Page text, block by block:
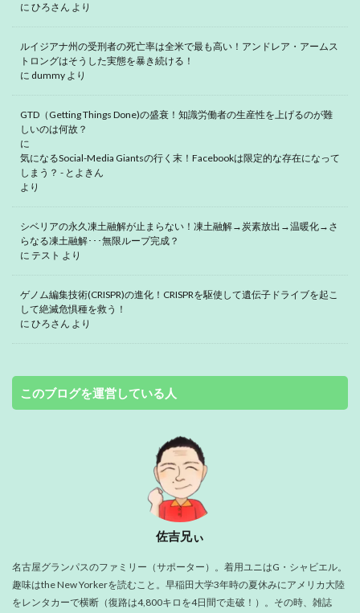
に ひろさん より
ルイジアナ州の受刑者の死亡率は全米で最も高い！アンドレア・アームス
トロングはそうした実態を暴き続ける！
に dummy より
GTD（Getting Things Done)の盛衰！知識労働者の生産性を上げるのが難
しいのは何故？
に
気になるSocial-Media Giantsの行く末！Facebookは限定的な存在になって
しまう？ - とよきん
より
シベリアの永久凍土融解が止まらない！凍土融解→炭素放出→温暖化→さ
らなる凍土融解･･･無限ループ完成？
に テスト より
ゲノム編集技術(CRISPR)の進化！CRISPRを駆使して遺伝子ドライブを起こ
して絶滅危惧種を救う！
に ひろさん より
このブログを運営している人
佐吉兄ぃ
名古屋グランパスのファミリー（サポーター）。着用ユニはG・シャビエル。
趣味はthe New Yorkerを読むこと。早稲田大学3年時の夏休みにアメリカ大陸
をレンタカーで横断（復路は4,800キロを4日間で走破！）。その時、雑誌